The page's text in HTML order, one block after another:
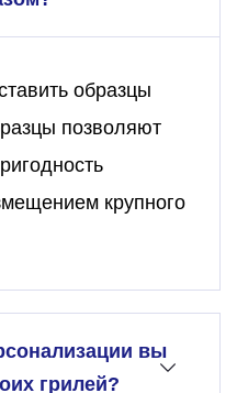
образцы
позволяют
крупного
вы
грилей?